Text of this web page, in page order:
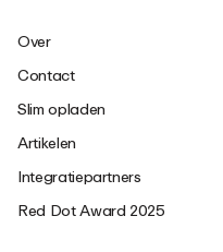
Over
Contact
Slim opladen
Artikelen
Integratiepartners
Red Dot Award 2025